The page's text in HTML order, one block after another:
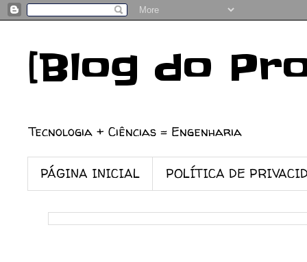
[Blog do
Tecnologia + Ciências = Engenharia
PÁGINA INICIAL POLÍTICA DE